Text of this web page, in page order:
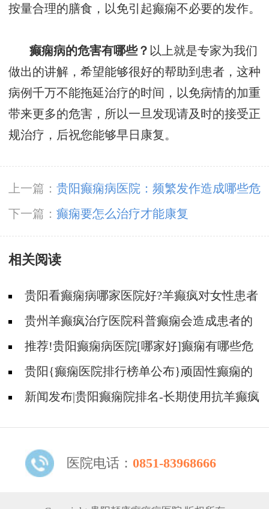
按量合理的膳食，以免引起癫痫不必要的发作。
癫痫病的危害有哪些？ 以上就是专家为我们
做出的讲解，希望能够很好的帮助到患者，这种
病例千万不能拖延治疗的时间，以免病情的加重
带来更多的危害，所以一旦发现请及时的接受正
规治疗，后祝您能够早日康复。
上一篇： 贵阳癫痫病医院：频繁发作造成哪些危
害
下一篇： 癫痫要怎么治疗才能康复
相关阅读
贵阳看癫痫病哪家医院好?羊癫疯对女性患者
有什么危害?
贵州羊癫疯治疗医院科普癫痫会造成患者的
哪些不好心理?
推荐!贵阳癫痫病医院[哪家好]癫痫有哪些危
害?贵阳{癫痫医院排行榜单公布}顽固性癫痫的
危害是什么？
新闻发布|贵阳癫痫院排名-长期使用抗羊癫疯
医院电话： 0851-83968666